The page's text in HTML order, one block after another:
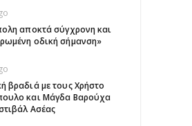
αποκτά σύγχρονη και
οδική σήμανση»
βραδιά με τους Χρήστο
και Μάγδα Βαρούχα
Ασέας